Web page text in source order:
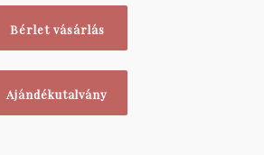
Bérlet vásárlás
Ajándékutalvány